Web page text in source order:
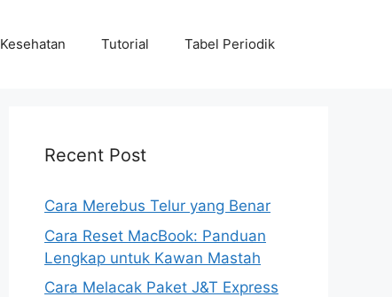
Kesehatan Tutorial Tabel Periodik
Recent Post
Cara Merebus Telur yang Benar
Cara Reset MacBook: Panduan
Lengkap untuk Kawan Mastah
Cara Melacak Paket J&T Express